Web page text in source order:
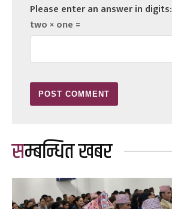
Please enter an answer in digits:
two × one =
सम्बन्धित खबर